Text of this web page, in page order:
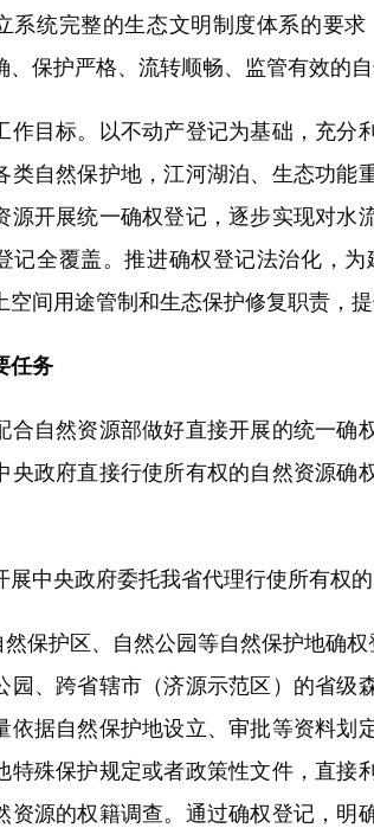
系统完整的生态文明制度体系的要
、保护严格、流转顺畅、监管有效的
标。以不动产登记为基础，充分利
类自然保护地，江河湖泊、生态功
源开展统一确权登记，逐步实现对水
记全覆盖。推进确权登记法治化，
空间用途管制和生态保护修复职责，
任务
然资源部做好直接开展的统一确
央政府直接行使所有权的自然资源确
央政府委托我省代理行使所有权的
护区、自然公园等自然保护地确权
园、跨省辖市（济源示范区）的省级
依据自然保护地设立、审批等资料划
特殊保护规定或者政策性文件，直接
资源的权籍调查。通过确权登记，